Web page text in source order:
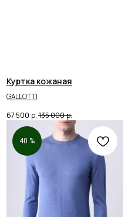
Куртка кожаная
GALLOTTI
67 500 р. 135 000р.
40 %